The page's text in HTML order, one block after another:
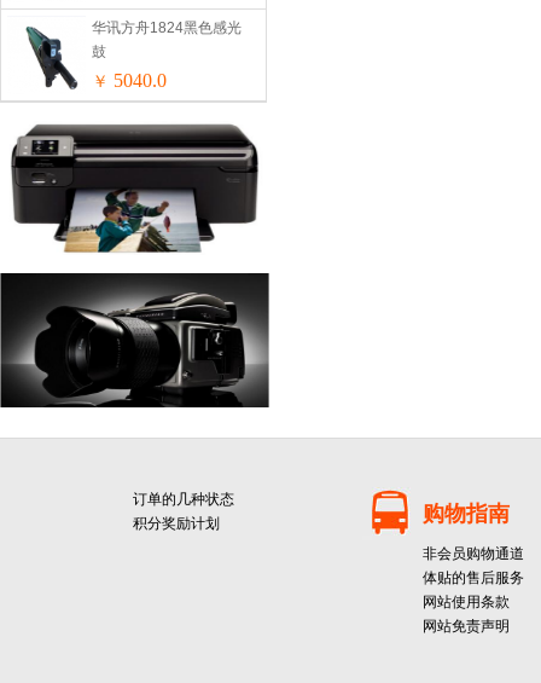
华讯方舟1824黑色感光
鼓
￥ 5040.0
订单的几种状态
积分奖励计划
购物指南
非会员购物通道
体贴的售后服务
网站使用条款
网站免责声明